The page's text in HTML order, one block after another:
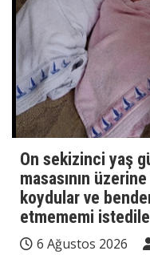
On sekizinci yaş
masasının
koydular ve
etmememi
6 Ağustos 2026